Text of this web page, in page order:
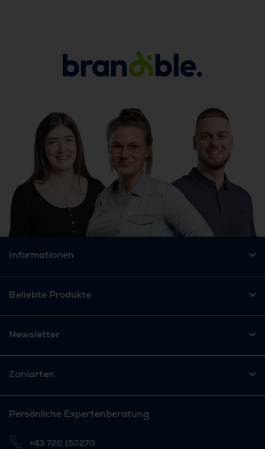
Informationen
Beliebte Produkte
Newsletter
Zahlarten
Persönliche Expertenberatung
+43 720 150270